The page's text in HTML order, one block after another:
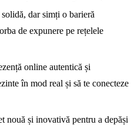
dar simți o barieră
de expunere pe rețelele
online autentică și
în mod real și să te conecteze
nouă și inovativă pentru a depăși